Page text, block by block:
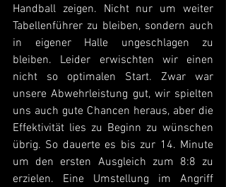
Handball zeigen. Nicht nur um weiter
Tabellenführer zu bleiben, sondern auch
in eigener Halle ungeschlagen zu
bleiben. Leider erwischten wir einen
nicht so optimalen Start. Zwar war
unsere Abwehrleistung gut, wir spielten
uns auch gute Chancen heraus, aber die
Effektivität lies zu Beginn zu wünschen
übrig. So dauerte es bis zur 14. Minute
um den ersten Ausgleich zum 8:8 zu
erzielen. Eine Umstellung im Angriff